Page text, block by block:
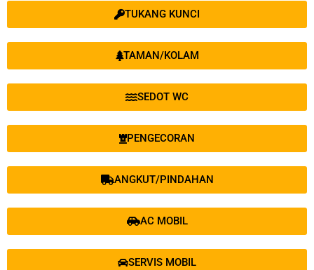
TUKANG KUNCI
TAMAN/KOLAM
SEDOT WC
PENGECORAN
ANGKUT/PINDAHAN
AC MOBIL
SERVIS MOBIL